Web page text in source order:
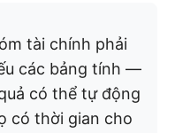
tài chính phải
các bảng tính —
có thể tự động
có thời gian cho